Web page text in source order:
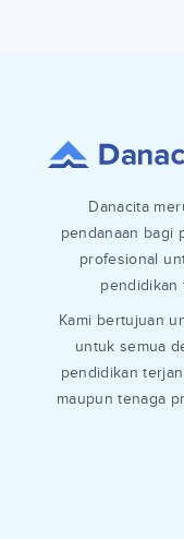
Danacita
pendanaan bagi
profesional
pendidikan
Kami bertujuan
untuk semua
pendidikan
maupun tenaga